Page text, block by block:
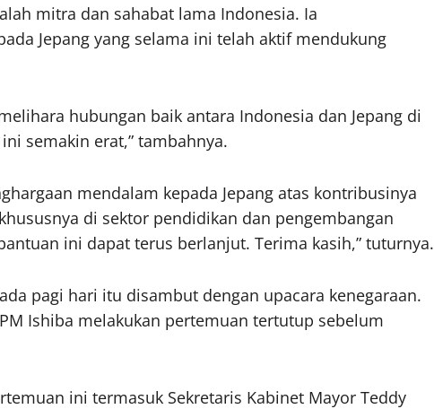
mitra dan sahabat lama Indonesia. Ia
Jepang yang selama ini telah aktif mendukung
hubungan baik antara Indonesia dan Jepang di
semakin erat,” tambahnya.
mendalam kepada Jepang atas kontribusinya
di sektor pendidikan dan pengembangan
ini dapat terus berlanjut. Terima kasih,” tuturnya.
pagi hari itu disambut dengan upacara kenegaraan.
Ishiba melakukan pertemuan tertutup sebelum
ini termasuk Sekretaris Kabinet Mayor Teddy